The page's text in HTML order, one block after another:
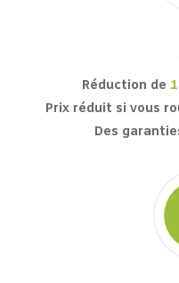
Réduction de
Prix réduit si vous
Des